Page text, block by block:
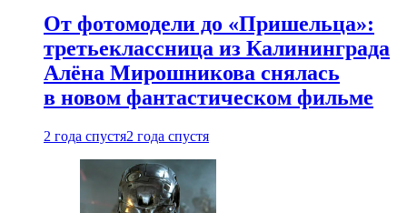
От фотомодели до «Пришельца»:
третьеклассница из Калининграда
Алёна Мирошникова снялась
в новом фантастическом фильме
2 года спустя2 года спустя